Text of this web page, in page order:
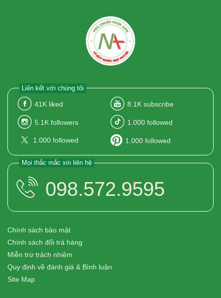
Liên kết với chúng tôi
41K liked 8.1K subscribe
5.1K followers 1.000 followed
1.000 followed 1.000 followed
Mọi thắc mắc xin liên hệ
098.572.9595
Chính sách bảo mật
Chính sách đổi trả hàng
Miễn trừ trách nhiệm
Quy định về đánh giá & Bình luận
Site Map